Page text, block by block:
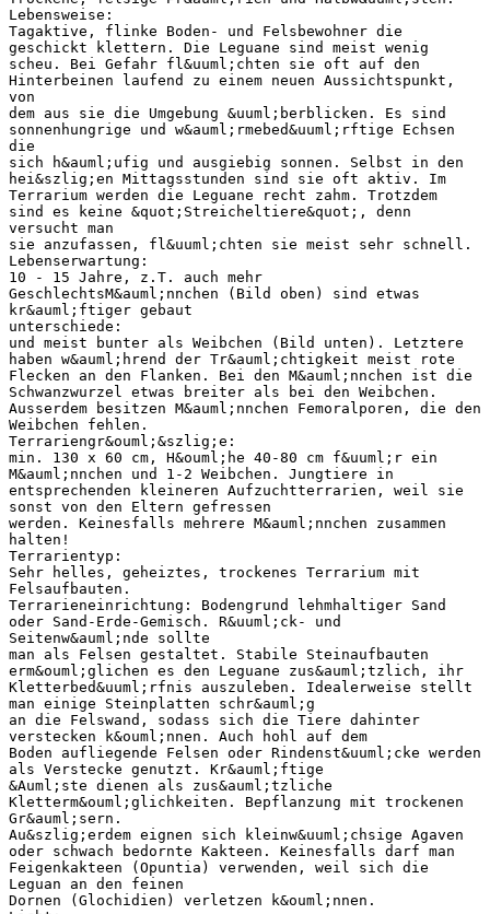
Lebensweise:
Tagaktive, flinke Boden- und Felsbewohner die
geschickt klettern. Die Leguane sind meist wenig
scheu. Bei Gefahr fl&uuml;chten sie oft auf den
Hinterbeinen laufend zu einem neuen Aussichtspunkt,
von
dem aus sie die Umgebung &uuml;berblicken. Es sind
sonnenhungrige und w&auml;rmebed&uuml;rftige Echsen
die
sich h&auml;ufig und ausgiebig sonnen. Selbst in den
hei&szlig;en Mittagsstunden sind sie oft aktiv. Im
Terrarium werden die Leguane recht zahm. Trotzdem
sind es keine &quot;Streicheltiere&quot;, denn
versucht man
sie anzufassen, fl&uuml;chten sie meist sehr schnell.
Lebenserwartung:
10 - 15 Jahre, z.T. auch mehr
GeschlechtsM&auml;nnchen (Bild oben) sind etwas
kr&auml;ftiger gebaut
unterschiede:
und meist bunter als Weibchen (Bild unten). Letztere
haben w&auml;hrend der Tr&auml;chtigkeit meist rote
Flecken an den Flanken. Bei den M&auml;nnchen ist die
Schwanzwurzel etwas breiter als bei den Weibchen.
Ausserdem besitzen M&auml;nnchen Femoralporen, die den
Weibchen fehlen.
Terrariengr&ouml;&szlig;e:
min. 130 x 60 cm, H&ouml;he 40-80 cm f&uuml;r ein
M&auml;nnchen und 1-2 Weibchen. Jungtiere in
entsprechenden kleineren Aufzuchtterrarien, weil sie
sonst von den Eltern gefressen
werden. Keinesfalls mehrere M&auml;nnchen zusammen
halten!
Terrarientyp:
Sehr helles, geheiztes, trockenes Terrarium mit
Felsaufbauten.
Terrarieneinrichtung: Bodengrund lehmhaltiger Sand
oder Sand-Erde-Gemisch. R&uuml;ck- und
Seitenw&auml;nde sollte
man als Felsen gestaltet. Stabile Steinaufbauten
erm&ouml;glichen es den Leguane zus&auml;tzlich, ihr
Kletterbed&uuml;rfnis auszuleben. Idealerweise stellt
man einige Steinplatten schr&auml;g
an die Felswand, sodass sich die Tiere dahinter
verstecken k&ouml;nnen. Auch hohl auf dem
Boden aufliegende Felsen oder Rindenst&uuml;cke werden
als Verstecke genutzt. Kr&auml;ftige
&Auml;ste dienen als zus&auml;tzliche
Kletterm&ouml;glichkeiten. Bepflanzung mit trockenen
Gr&auml;sern.
Au&szlig;erdem eignen sich kleinw&uuml;chsige Agaven
oder schwach bedornte Kakteen. Keinesfalls darf man
Feigenkakteen (Opuntia) verwenden, weil sich die
Leguan an den feinen
Dornen (Glochidien) verletzen k&ouml;nnen.